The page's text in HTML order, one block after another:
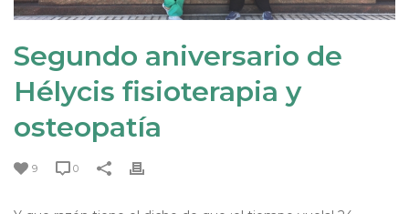
Segundo aniversario de
Hélycis fisioterapia y
osteopatía
9 0